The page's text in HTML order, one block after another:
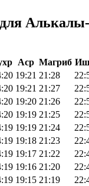
Аср Магриб
19:21 21:28
19:21 21:27
19:20 21:26
19:19 21:25
19:19 21:24
19:18 21:23
19:17 21:22
19:16 21:20
19:15 21:19